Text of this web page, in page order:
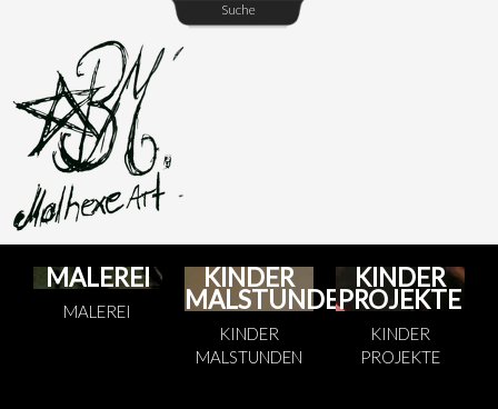
Suche
MALEREI
MALEREI
KINDER
MALSTUNDEN
KINDER
MALSTUNDEN
KINDER
PROJEKTE
KINDER
PROJEKTE